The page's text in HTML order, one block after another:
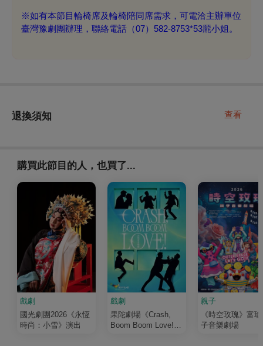
※如有本節目輪椅席及輪椅陪同席需求， 可電洽主辦單位
臺灣豫劇團辦理，聯絡電話（07）582-8753*53龎小姐。
退換須知 查看
購買此節目的人，也買了...
戲劇
國光劇團2026《永恆
時尚：小雪》演出
戲劇
果陀劇場《Crash,
Boom Boom Love!》
親子
《時空玫瑰》富
子音樂劇場